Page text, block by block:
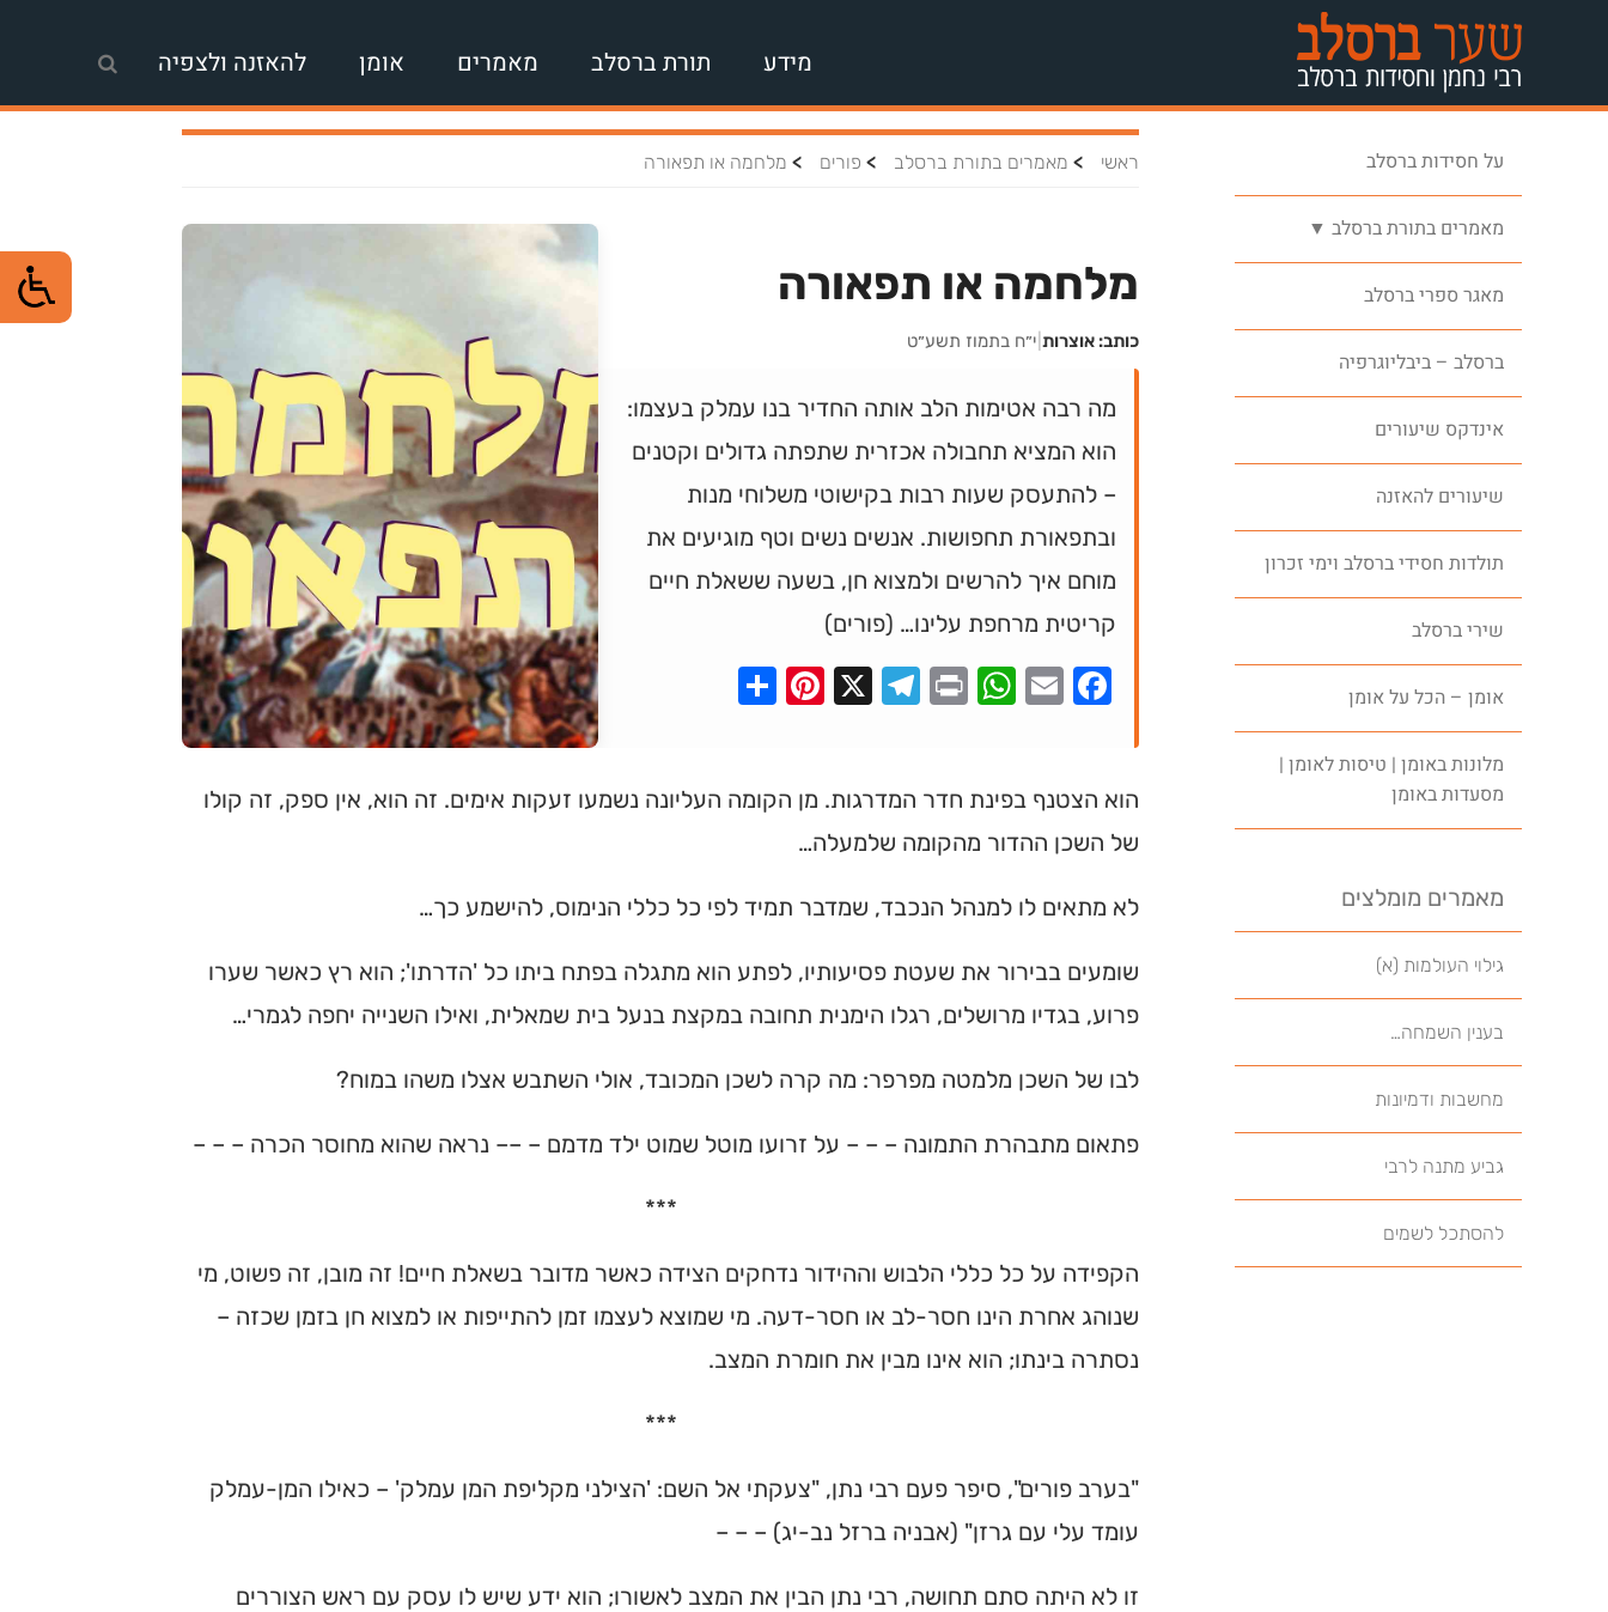
מידע תורת ברסלב מאמרים אומן להאזנה ולצפיה
על חסידות ברסלב
מאמרים בתורת ברסלב ▼
מאגר ספרי ברסלב
ברסלב – ביבליוגרפיה
אינדקס שיעורים
שיעורים להאזנה
תולדות חסידי ברסלב וימי זכרון
שירי ברסלב
אומן – הכל על אומן
מלונות באומן | טיסות לאומן |
מסעדות באומן
מאמרים מומלצים
גילוי העולמות (א)
בענין השמחה…
מחשבות ודמיונות
גביע מתנה לרבי
להסתכל לשמים
ראשי > מאמרים בתורת ברסלב > פורים > מלחמה או תפאורה
מלחמה או תפאורה
כותב: אוצרות י״ח בתמוז תשע״ט
מה רבה אטימות הלב אותה החדיר בנו עמלק בעצמו:
הוא המציא תחבולה אכזרית שתפתה גדולים וקטנים
– להתעסק שעות רבות בקישוטי משלוחי מנות
ובתפאורת תחפושות. אנשים נשים וטף מוגיעים את
מוחם איך להרשים ולמצוא חן, בשעה ששאלת חיים
קריטית מרחפת עלינו… (פורים)
Facebook
Email
WhatsApp
Print
Telegram
X
Pinterest
הוא הצטנף בפינת חדר המדרגות. מן הקומה העליונה נשמעו זעקות אימים. זה הוא, אין ספק, זה קולו
של השכן ההדור מהקומה שלמעלה…
לא מתאים לו למנהל הנכבד, שמדבר תמיד לפי כל כללי הנימוס, להישמע כך…
שומעים בבירור את שעטת פסיעותיו, לפתע הוא מתגלה בפתח ביתו כל 'הדרתו'; הוא רץ כאשר שערו
פרוע, בגדיו מרושלים, רגלו הימנית תחובה במקצת בנעל בית שמאלית, ואילו השנייה יחפה לגמרי…
לבו של השכן מלמטה מפרפר: מה קרה לשכן המכובד, אולי השתבש אצלו משהו במוח?
פתאום מתבהרת התמונה – – – על זרועו מוטל שמוט ילד מדמם – –– נראה שהוא מחוסר הכרה – – –
***
הקפידה על כל כללי הלבוש וההידור נדחקים הצידה כאשר מדובר בשאלת חיים! זה מובן, זה פשוט, מי
שנוהג אחרת הינו חסר-לב או חסר-דעה. מי שמוצא לעצמו זמן להתייפות או למצוא חן בזמן שכזה –
נסתרה בינתו; הוא אינו מבין את חומרת המצב.
***
"בערב פורים", סיפר פעם רבי נתן, "צעקתי אל השם: 'הצילני מקליפת המן עמלק' – כאילו המן-עמלק
עומד עלי עם גרזן" (אבניה ברזל נב-יג) – – –
זו לא היתה סתם תחושה, רבי נתן הבין את המצב לאשורו; הוא ידע שיש לו עסק עם ראש הצוררים